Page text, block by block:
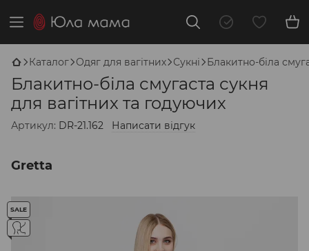
Каталог Одяг для вагітних Сукні Блакитно-біла
Блакитно-біла смугаста сукня
для вагітних та годуючих
Артикул: DR-21.162 Написати відгук
Gretta
SALE